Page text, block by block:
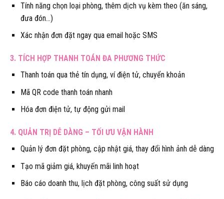
Tính năng chọn loại phòng, thêm dịch vụ kèm theo (ăn sáng,
đưa đón…)
Xác nhận đơn đặt ngay qua email hoặc SMS
3. TÍCH HỢP THANH TOÁN ĐA PHƯƠNG THỨC
Thanh toán qua thẻ tín dụng, ví điện tử, chuyển khoản
Mã QR code thanh toán nhanh
Hóa đơn điện tử, tự động gửi mail
4. QUẢN TRỊ DỄ DÀNG – TỐI ƯU VẬN HÀNH
Quản lý đơn đặt phòng, cập nhật giá, thay đổi hình ảnh dễ dàng
Tạo mã giảm giá, khuyến mãi linh hoạt
Báo cáo doanh thu, lịch đặt phòng, công suất sử dụng